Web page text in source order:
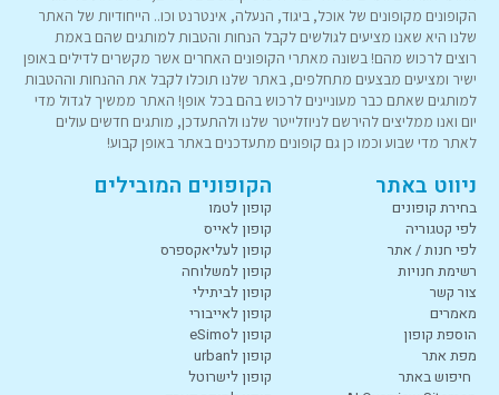
הקופונים מקופונים של אוכל, ביגוד, הנעלה, אינטרנט וכו.. הייחודיות של האתר
שלנו היא שאנו מציעים לגולשים לקבל הנחות והטבות למותגים שהם באמת
רוצים לרכוש מהם! בשונה מאתרי הקופונים האחרים אשר מקשרים לדילים באופן
ישיר ומציעים מבצעים מתחלפים, באתר שלנו תוכלו לקבל את ההנחות וההטבות
למותגים שאתם כבר מעוניינים לרכוש בהם בכל אופן! האתר ממשיך לגדול מדי
יום ואנו ממליצים להירשם לניוזלייטר שלנו ולהתעדכן, מותגים חדשים עולים
לאתר מדי שבוע וכמו כן גם קופונים מתעדכנים באתר באופן קבוע!
ניווט באתר
בחירת קופונים
לפי קטגוריה
לפי חנות / אתר
רשימת חנויות
צור קשר
מאמרים
הוספת קופון
מפת אתר
חיפוש באתר
הקופונים המובילים
קופון לטמו
קופון לאייס
קופון לעליאקספרס
קופון למשלוחה
קופון לביתילי
קופון לאייבורי
קופון לeSimo
קופון לurban
קופון לישרוטל